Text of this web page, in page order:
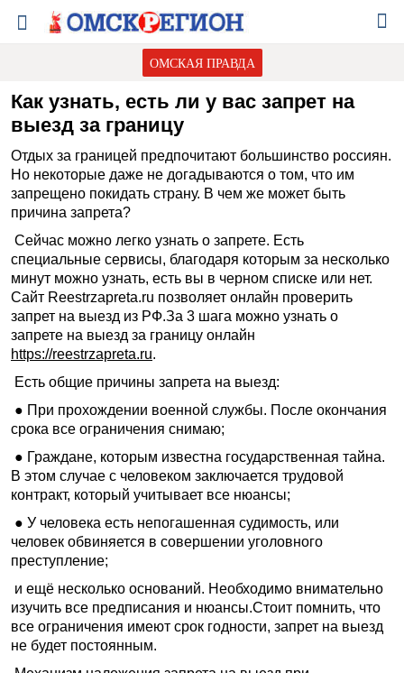
ОМСКАЯ ПРАВДА
Как узнать, есть ли у вас запрет на
выезд за границу
Отдых за границей предпочитают большинство россиян.
Но некоторые даже не догадываются о том, что им
запрещено покидать страну. В чем же может быть
причина запрета?
Сейчас можно легко узнать о запрете. Есть
специальные сервисы, благодаря которым за несколько
минут можно узнать, есть вы в черном списке или нет.
Сайт Reestrzapreta.ru позволяет онлайн проверить
запрет на выезд из РФ.За 3 шага можно узнать о
запрете на выезд за границу онлайн
https://reestrzapreta.ru.
Есть общие причины запрета на выезд:
● При прохождении военной службы. После окончания
срока все ограничения снимаю;
● Граждане, которым известна государственная тайна.
В этом случае с человеком заключается трудовой
контракт, который учитывает все нюансы;
● У человека есть непогашенная судимость, или
человек обвиняется в совершении уголовного
преступление;
и ещё несколько оснований. Необходимо внимательно
изучить все предписания и нюансы.Стоит помнить, что
все ограничения имеют срок годности, запрет на выезд
не будет постоянным.